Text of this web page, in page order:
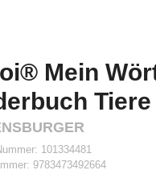
Mein
Tiere
101334481
9783473492664